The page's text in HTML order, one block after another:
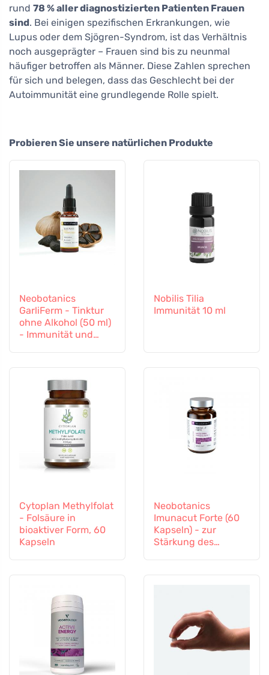
rund 78 % aller diagnostizierten Patienten Frauen
sind. Bei einigen spezifischen Erkrankungen, wie
Lupus oder dem Sjögren-Syndrom, ist das Verhältnis
noch ausgeprägter – Frauen sind bis zu neunmal
häufiger betroffen als Männer. Diese Zahlen sprechen
für sich und belegen, dass das Geschlecht bei der
Autoimmunität eine grundlegende Rolle spielt.
Probieren Sie unsere natürlichen Produkte
Neobotanics
GarliFerm - Tinktur
ohne Alkohol (50 ml)
- Immunität und
Nobilis Tilia
Immunität 10 ml
Cytoplan Methylfolat
- Folsäure in
bioaktiver Form, 60
Kapseln
Neobotanics
Imunacut Forte (60
Kapseln) - zur
Stärkung des